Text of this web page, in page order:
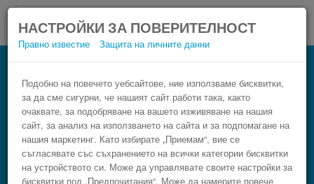
НАСТРОЙКИ ЗА ПОВЕРИТЕЛНОСТ
Правно известие Защита на личните данни
Подобно на повечето уебсайтове, ние използваме бисквитки,
за да сме сигурни, че нашият сайт работи така, както
очаквате, за подобряване на вашето изживяване на нашия
сайт, за анализ на използването на сайта и за подпомагане на
нашия маркетинг. Като избирате „Приемам“, вие се
съгласявате със съхранението на всички категории бисквитки
на устройството си. Може да управлявате своите настройки за
бисквитки под „Предпочитания“. Може да намерите повече
Автобус Неапол Frosinone
Резервирай изгоден автобусен билет само в 3
стъпки.